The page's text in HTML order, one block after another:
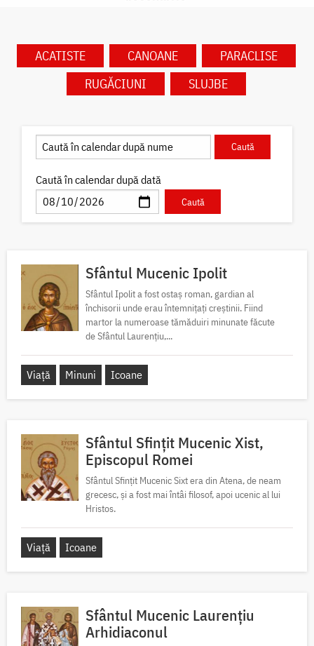
ACATISTE CANOANE
PARACLISE
RUGĂCIUNI
SLUJBE
Caută în calendar după dată
Sfântul Mucenic Ipolit
Sfântul Ipolit a fost ostaș roman, gardian al
închisorii unde erau întemnițați creștinii. Fiind
martor la numeroase tămăduiri minunate făcute
de Sfântul Laurențiu,...
Viață Minuni Icoane
Sfântul Sfințit Mucenic Xist,
Episcopul Romei
Sfântul Sfințit Mucenic Sixt era din Atena, de neam
grecesc, și a fost mai întâi filosof, apoi ucenic al lui
Hristos.
Viață Icoane
Sfântul Mucenic Laurențiu
Arhidiaconul